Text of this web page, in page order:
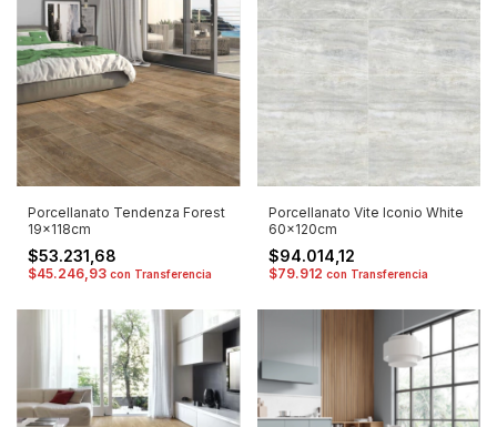
Porcellanato Tendenza Forest
19x118cm
$53.231,68
$45.246,93 con Transferencia
Porcellanato Vite Iconio White
60x120cm
$94.014,12
$79.912 con Transferencia